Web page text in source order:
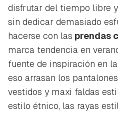
disfrutar del tiempo libre
sin dedicar demasiado
hacerse con las prendas
marca tendencia en
fuente de inspiración en la
eso arrasan los
vestidos y maxi faldas
estilo étnico, las rayas